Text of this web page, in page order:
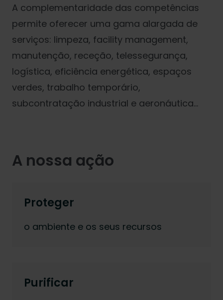
A complementaridade das competências
permite oferecer uma gama alargada de
serviços: limpeza, facility management,
manutenção, receção, telessegurança,
logística, eficiência energética, espaços
verdes, trabalho temporário,
subcontratação industrial e aeronáutica…
A nossa ação
Proteger
o ambiente e os seus recursos
Purificar